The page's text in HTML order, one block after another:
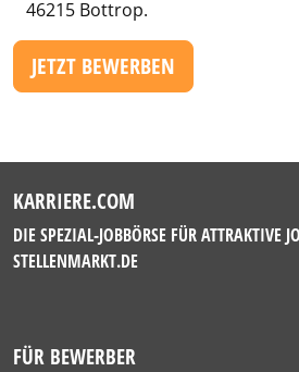
46215 Bottrop.
JETZT BEWERBEN
KARRIERE.COM
DIE SPEZIAL-JOBBÖRSE FÜR ATTRAKTIVE
STELLENMARKT.DE
FÜR BEWERBER